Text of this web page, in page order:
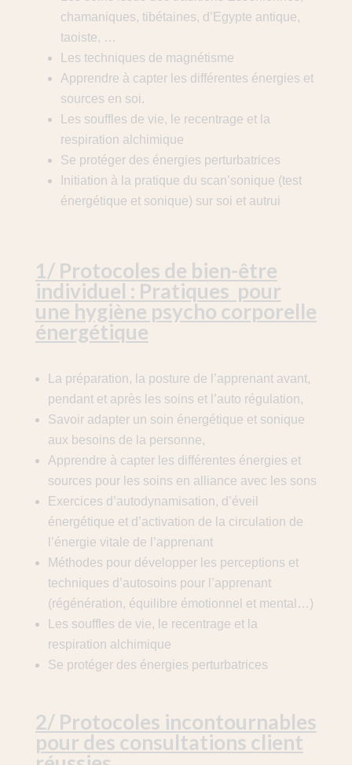
chamaniques, tibétaines, d’Egypte antique,
taoiste, …
Les techniques de magnétisme
Apprendre à capter les différentes énergies et
sources en soi.
Les souffles de vie, le recentrage et la
respiration alchimique
Se protéger des énergies perturbatrices
Initiation à la pratique du scan’sonique (test
énergétique et sonique) sur soi et autrui
1/ Protocoles de bien-être
individuel : Pratiques pour
une hygiène psycho corporelle
énergétique
La préparation, la posture de l’apprenant avant,
pendant et après les soins et l’auto régulation,
Savoir adapter un soin énergétique et sonique
aux besoins de la personne,
Apprendre à capter les différentes énergies et
sources pour les soins en alliance avec les sons
Exercices d’autodynamisation, d’éveil
énergétique et d’activation de la circulation de
l’énergie vitale de l’apprenant
Méthodes pour développer les perceptions et
techniques d’autosoins pour l’apprenant
(régénération, équilibre émotionnel et mental…)
Les souffles de vie, le recentrage et la
respiration alchimique
Se protéger des énergies perturbatrices
2/ Protocoles incontournables
pour des consultations client